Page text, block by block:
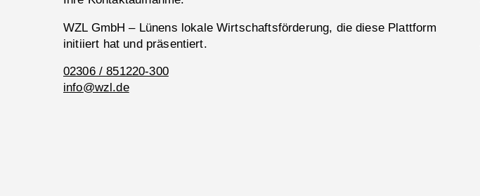
WZL GmbH – Lünens lokale Wirtschaftsförderung, die diese Plattform
initiiert hat und präsentiert.
02306 / 851220-300
info@wzl.de